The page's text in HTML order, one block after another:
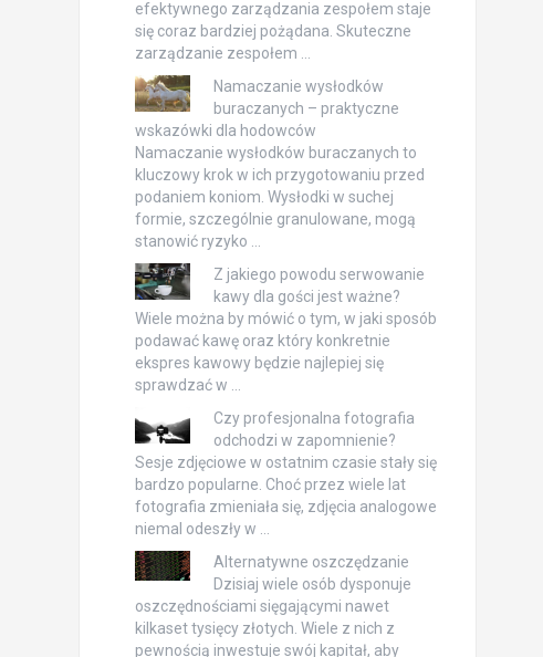
efektywnego zarządzania zespołem staje
się coraz bardziej pożądana. Skuteczne
zarządzanie zespołem …
Namaczanie wysłodków
buraczanych – praktyczne
wskazówki dla hodowców
Namaczanie wysłodków buraczanych to
kluczowy krok w ich przygotowaniu przed
podaniem koniom. Wysłodki w suchej
formie, szczególnie granulowane, mogą
stanowić ryzyko …
Z jakiego powodu serwowanie
kawy dla gości jest ważne?
Wiele można by mówić o tym, w jaki sposób
podawać kawę oraz który konkretnie
ekspres kawowy będzie najlepiej się
sprawdzać w …
Czy profesjonalna fotografia
odchodzi w zapomnienie?
Sesje zdjęciowe w ostatnim czasie stały się
bardzo popularne. Choć przez wiele lat
fotografia zmieniała się, zdjęcia analogowe
niemal odeszły w …
Alternatywne oszczędzanie
Dzisiaj wiele osób dysponuje
oszczędnościami sięgającymi nawet
kilkaset tysięcy złotych. Wiele z nich z
pewnością inwestuje swój kapitał, aby